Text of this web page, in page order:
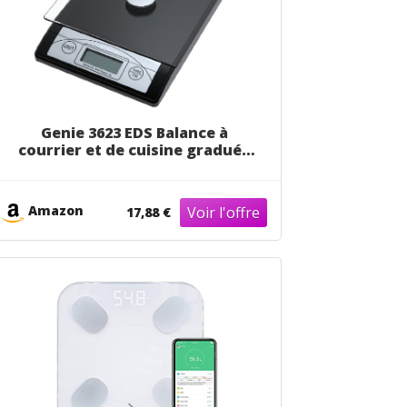
Genie 3623 EDS Balance à
courrier et de cuisine graduée
et écran digital Noir
Amazon 17,88 €